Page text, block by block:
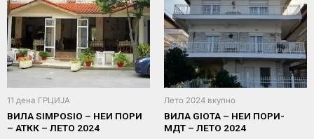
11 дена ГРЦИЈА
ВИЛА SIMPOSIO – НЕИ ПОРИ
– АТКК – ЛЕТО 2024
Лето 2024 вкупно
ВИЛА GIOTA – НЕИ ПОРИ-
МДТ – ЛЕТО 2024